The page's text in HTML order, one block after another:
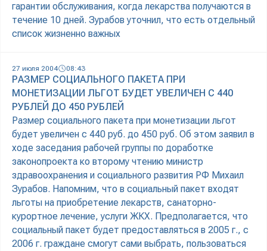
гарантии обслуживания, когда лекарства получаются в
течение 10 дней. Зурабов уточнил, что есть отдельный
список жизненно важных
27 июля 2004 08:43
РАЗМЕР СОЦИАЛЬНОГО ПАКЕТА ПРИ
МОНЕТИЗАЦИИ ЛЬГОТ БУДЕТ УВЕЛИЧЕН С 440
РУБЛЕЙ ДО 450 РУБЛЕЙ
Размер социального пакета при монетизации льгот
будет увеличен с 440 руб. до 450 руб. Об этом заявил в
ходе заседания рабочей группы по доработке
законопроекта ко второму чтению министр
здравоохранения и социального развития РФ Михаил
Зурабов. Напомним, что в социальный пакет входят
льготы на приобретение лекарств, санаторно-
курортное лечение, услуги ЖКХ. Предполагается, что
социальный пакет будет предоставляться в 2005 г., с
2006 г. граждане смогут сами выбрать, пользоваться